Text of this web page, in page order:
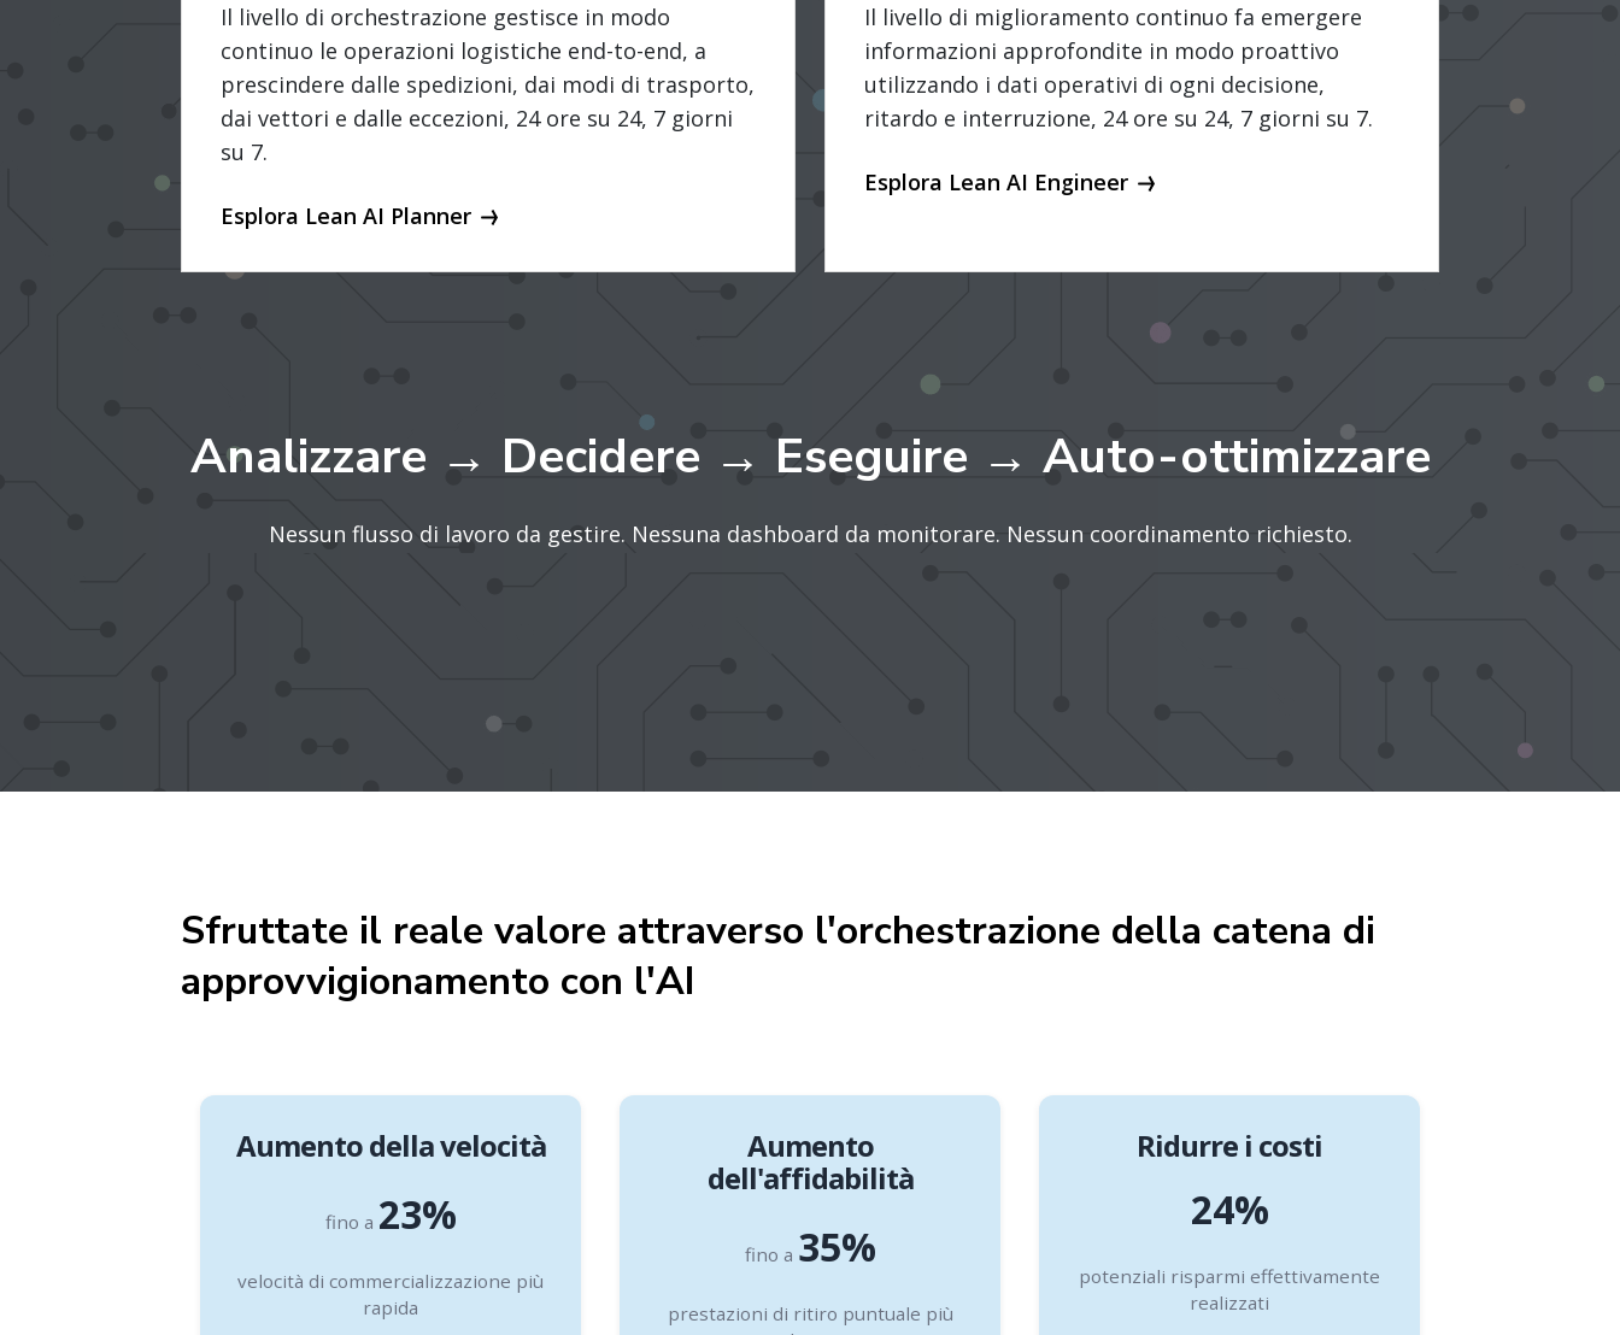
Il livello di orchestrazione gestisce in modo
continuo le operazioni logistiche end-to-end, a
prescindere dalle spedizioni, dai modi di trasporto,
dai vettori e dalle eccezioni, 24 ore su 24, 7 giorni
su 7.
Esplora Lean AI Planner
Il livello di miglioramento continuo fa emergere
informazioni approfondite in modo proattivo
utilizzando i dati operativi di ogni decisione,
ritardo e interruzione, 24 ore su 24, 7 giorni su 7.
Esplora Lean AI Engineer
Analizzare → Decidere → Eseguire → Auto-ottimizzare
Nessun flusso di lavoro da gestire. Nessuna dashboard da monitorare. Nessun coordinamento richiesto.
Sfruttate il reale valore attraverso l'orchestrazione della catena di
approvvigionamento con l'AI
Aumento della velocità
fino a 23%
velocità di commercializzazione più
rapida
Aumento
dell'affidabilità
fino a 35%
prestazioni di ritiro puntuale più
Ridurre i costi
25%
potenziali risparmi effettivamente
realizzati